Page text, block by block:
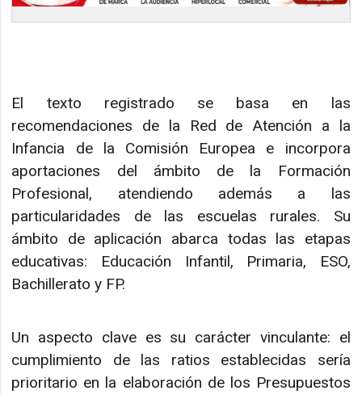
El texto registrado se basa en las
recomendaciones de la Red de Atención a la
Infancia de la Comisión Europea e incorpora
aportaciones del ámbito de la Formación
Profesional, atendiendo además a las
particularidades de las escuelas rurales. Su
ámbito de aplicación abarca todas las etapas
educativas: Educación Infantil, Primaria, ESO,
Bachillerato y FP.
Un aspecto clave es su carácter vinculante: el
cumplimiento de las ratios establecidas sería
prioritario en la elaboración de los Presupuestos